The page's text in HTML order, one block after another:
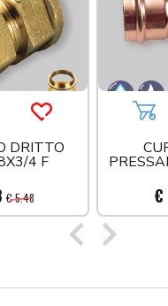
al carrelloAcquista più tardi
DRITTO
4 F
€ 5.48 €